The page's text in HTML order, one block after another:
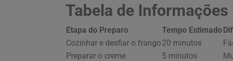
Tabela de
Etapa do Preparo Tempo Estimado
Cozinhar e desfiar o frango20 minutos
Preparar o creme
5 minutos